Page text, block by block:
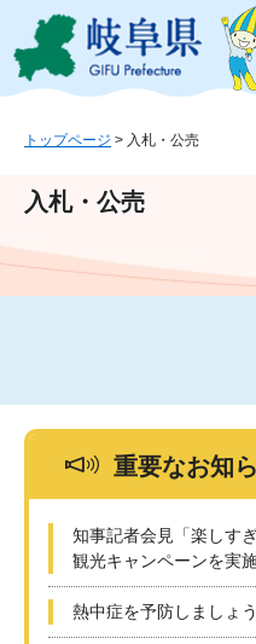
ジ
ュ
文
このペ
トップページ > 入札・公売
入札・公売
重要なお知
知事記者会見「楽しす
観光キャンペーンを実
熱中症を予防しましょう